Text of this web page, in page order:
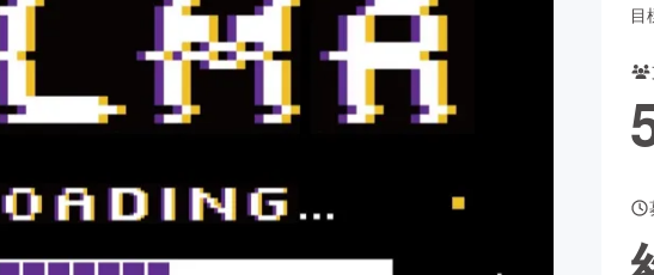
書籍・雑誌出版
ビューティー・
CAMPFIRE for Social Good
CAMPFIREふるさと納税
目